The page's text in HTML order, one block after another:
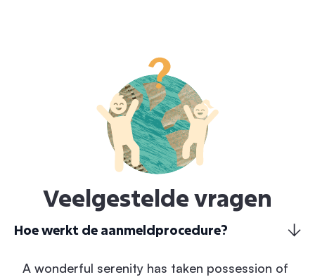
Veelgestelde vragen
Hoe werkt de aanmeldprocedure?
A wonderful serenity has taken possession of